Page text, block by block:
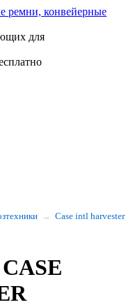
для
Case intl harvester